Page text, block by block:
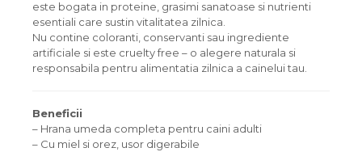
este bogata in proteine, grasimi sanatoase si nutrienti
esentiali care sustin vitalitatea zilnica.
Nu contine coloranti, conservanti sau ingrediente
artificiale si este cruelty free – o alegere naturala si
responsabila pentru alimentatia zilnica a cainelui tau.
Beneficii
– Hrana umeda completa pentru caini adulti
– Cu miel si orez, usor digerabile